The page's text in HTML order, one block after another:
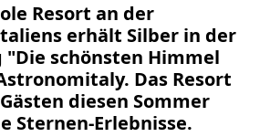
Resort an der
erhält Silber in der
"Die schönsten Himmel
Das Resort
diesen Sommer
Sternen-Erlebnisse.